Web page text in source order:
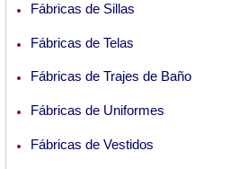
Fábricas de Sillas
Fábricas de Telas
Fábricas de Trajes de Baño
Fábricas de Uniformes
Fábricas de Vestidos